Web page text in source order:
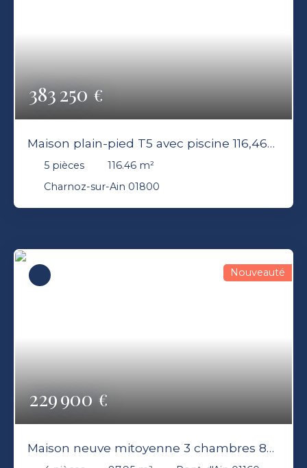
383 250€
Maison plain-pied T5 avec piscine 116,46
m² Terrain 700 m² 01800 Charnoz-sur-Ain
5 pièces 116.46 m²
Charnoz-sur-Ain 01800
229 900€
Nouveauté
Maison neuve mitoyenne 3 chambres 88
M² Jardin Stationnement Pont-d’Ain 01160